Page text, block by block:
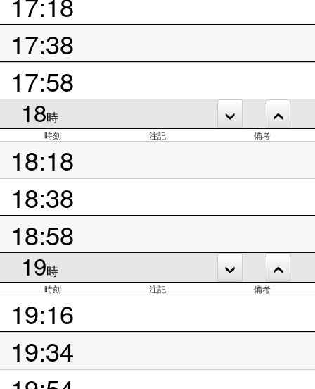
17:38
17:58
18時
時刻 注記 備考
18:18
18:38
18:58
19時
時刻 注記 備考
19:16
19:34